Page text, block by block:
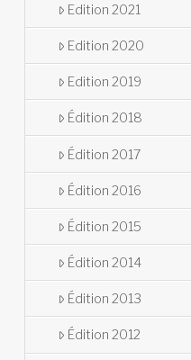
Edition 2021
Edition 2020
Edition 2019
Édition 2018
Édition 2017
Édition 2016
Édition 2015
Édition 2014
Édition 2013
Édition 2012